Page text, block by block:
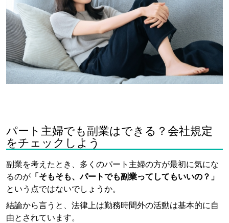
パート主婦でも副業はできる？会社規定
をチェックしよう
副業を考えたとき、多くのパート主婦の方が最初に気にな
るのが 「そもそも、パートでも副業ってしてもいいの？」
という点ではないでしょうか。
結論から言うと、法律上は勤務時間外の活動は基本的に自
由とされています。